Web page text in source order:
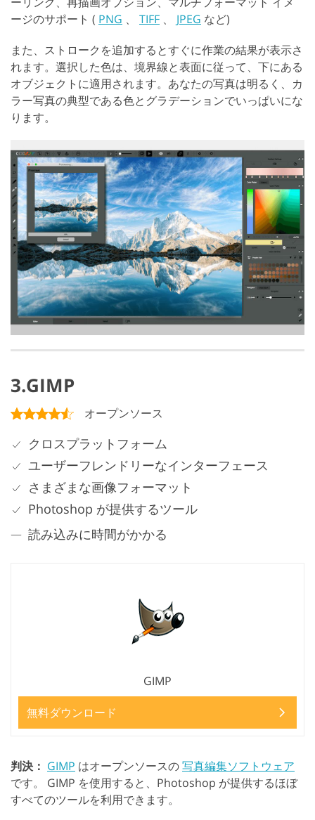
ージのサポート ( PNG 、 TIFF 、 JPEG など)
また、ストロークを追加するとすぐに作業の結果が表示さ
れます。選択した色は、境界線と表面に従って、下にある
オブジェクトに適用されます。あなたの写真は明るく、カ
ラー写真の典型である色とグラデーションでいっぱいにな
ります。
3.GIMP
オープンソース
クロスプラットフォーム
ユーザーフレンドリーなインターフェース
さまざまな画像フォーマット
Photoshop が提供するツール
読み込みに時間がかかる
GIMP
無料ダウンロード
判決： GIMP はオープンソースの写真編集ソフトウェア
です。 GIMP を使用すると、Photoshop が提供するほぼ
すべてのツールを利用できます。